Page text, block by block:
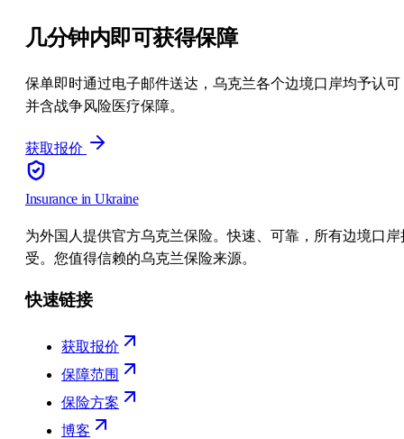
几分钟内即可获得保障
保单即时通过电子邮件送达，乌克兰各个边境口岸均予认可
并含战争风险医疗保障。
获取报价
Insurance in Ukraine
为外国人提供官方乌克兰保险。快速、可靠，所有边境口岸
受。您值得信赖的乌克兰保险来源。
快速链接
获取报价
保障范围
保险方案
博客